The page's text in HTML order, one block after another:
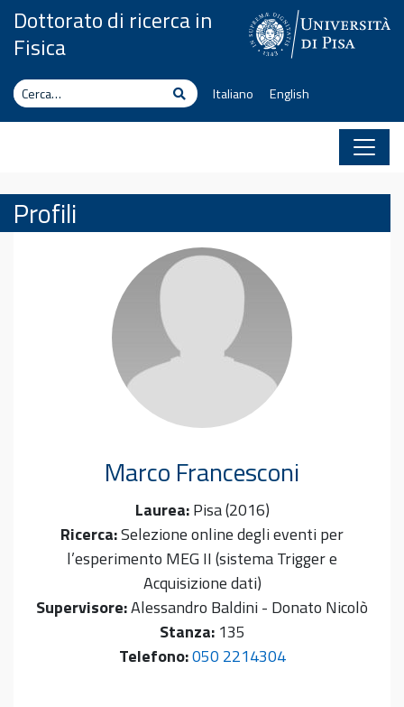
Vai al contenuto
Dottorato di ricerca in
Fisica
Cerca CercaItaliano English
Profili
Marco Francesconi
Laurea: Pisa (2016)
Ricerca:Selezione online degli eventi per
l’esperimento MEG II (sistema Trigger e
Acquisizione dati)
Supervisore:Alessandro Baldini - Donato Nicolò
Stanza: 135
Telefono:050 2214304